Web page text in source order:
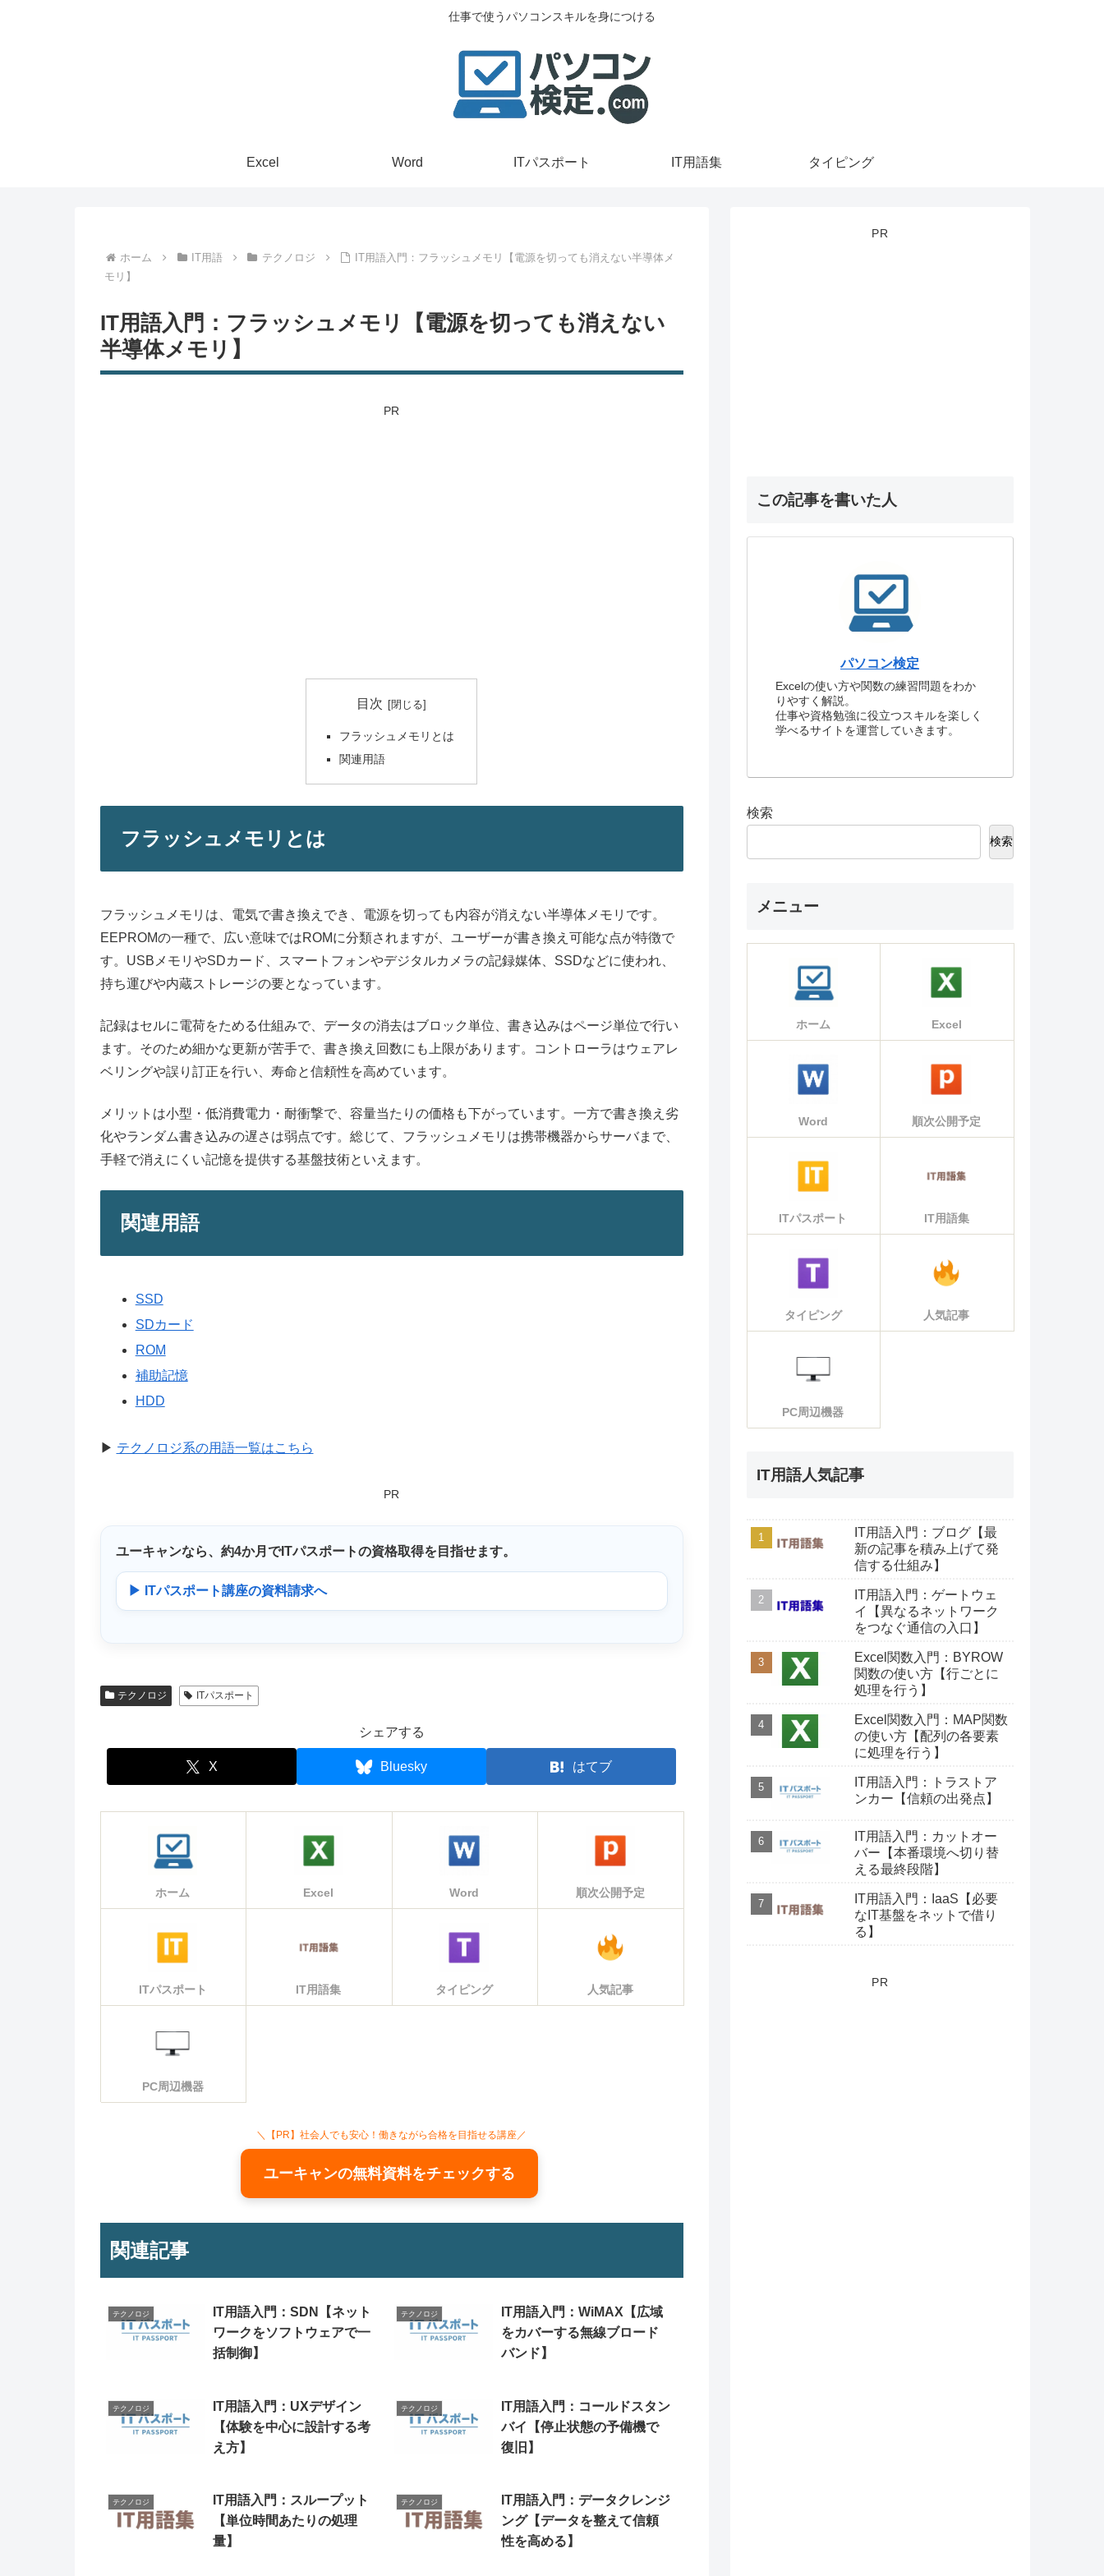
仕事で使うパソコンスキルを身につける
Excel Word ITパスポート IT用語集 タイピング
ホーム IT用語 テクノロジ
IT用語入門：フラッシュメモリ【電源を切っても消えない半導体メ
モリ】
IT用語入門：フラッシュメモリ【電源を切っても消えない
半導体メモリ】
PR
目次
フラッシュメモリとは
関連用語
フラッシュメモリとは
フラッシュメモリは、電気で書き換えでき、電源を切っても内容が消えない半導体メモリです。
EEPROMの一種で、広い意味ではROMに分類されますが、ユーザーが書き換え可能な点が特徴で
す。USBメモリやSDカード、スマートフォンやデジタルカメラの記録媒体、SSDなどに使われ、
持ち運びや内蔵ストレージの要となっています。
記録はセルに電荷をためる仕組みで、データの消去はブロック単位、書き込みはページ単位で行い
ます。そのため細かな更新が苦手で、書き換え回数にも上限があります。コントローラはウェアレ
ベリングや誤り訂正を行い、寿命と信頼性を高めています。
メリットは小型・低消費電力・耐衝撃で、容量当たりの価格も下がっています。一方で書き換え劣
化やランダム書き込みの遅さは弱点です。総じて、フラッシュメモリは携帯機器からサーバまで、
手軽で消えにくい記憶を提供する基盤技術といえます。
関連用語
SSD
SDカード
ROM
補助記憶
HDD
▶ テクノロジ系の用語一覧はこちら
PR
ユーキャンなら、 約4か月 でITパスポートの資格取得を目指せます。
▶ ITパスポート講座の資料請求へ
テクノロジ ITパスポート
シェアする
X Bluesky はてブ
ホーム Excel Word 順次公開予定
ITパスポート IT用語集 タイピング 人気記事
PC周辺機器
＼【PR】社会人でも安心！働きながら合格を目指せる講座／
ユーキャンの無料資料をチェックする
関連記事
テクノロジ
IT用語入門：SDN【ネット
ワークをソフトウェアで一
括制御】
テクノロジ
IT用語入門：WiMAX【広域
をカバーする無線ブロード
バンド】
テクノロジ
IT用語入門：UXデザイン
【体験を中心に設計する考
え方】
テクノロジ
IT用語入門：コールドスタン
バイ【停止状態の予備機で
復旧】
テクノロジ
IT用語入門：スループット
【単位時間あたりの処理
量】
テクノロジ
IT用語入門：データクレンジ
ング【データを整えて信頼
性を高める】
PR
この記事を書いた人
パソコン検定
Excelの使い方や関数の練習問題をわか
りやすく解説。
仕事や資格勉強に役立つスキルを楽しく
学べるサイトを運営していきます。
検索
検索
メニュー
ホーム Excel
Word 順次公開予定
ITパスポート IT用語集
タイピング 人気記事
PC周辺機器
IT用語人気記事
IT用語入門：ブログ【最
新の記事を積み上げて発
信する仕組み】
IT用語入門：ゲートウェ
イ【異なるネットワーク
をつなぐ通信の入口】
Excel関数入門：BYROW
関数の使い方【行ごとに
処理を行う】
Excel関数入門：MAP関数
の使い方【配列の各要素
に処理を行う】
IT用語入門：トラストア
ンカー【信頼の出発点】
IT用語入門：カットオー
バー【本番環境へ切り替
える最終段階】
IT用語入門：IaaS【必要
なIT基盤をネットで借り
る】
PR